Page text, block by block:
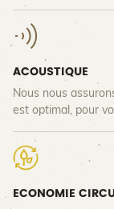
ACOUSTIQUE
Nous nous
est optimal, pour
ECONOMIE